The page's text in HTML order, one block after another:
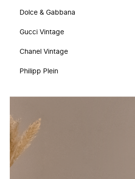
Dolce & Gabbana
Gucci Vintage
Chanel Vintage
Philipp Plein